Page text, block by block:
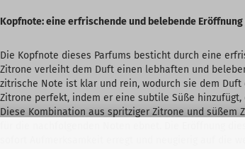
Kopfnote: eine erfrischende und belebende
Die Kopfnote dieses Parfums besticht durch eine
Zitrone verleiht dem Duft einen lebhaften und
zitrische Note ist klar und rein, wodurch sie dem
Zitrone perfekt, indem er eine subtile Süße
Diese Kombination aus spritziger Zitrone und